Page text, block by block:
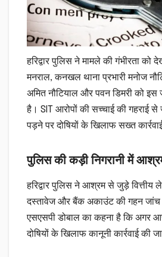
हरिद्वार पुलिस ने मामले की गंभीरता को
मनराल, कनखल थाना प्रभारी मनोज
अमित नौटियाल और पवन डिमरी को इस
है। SIT आरोपों की सच्चाई की गहराई
पड़ने पर दोषियों के खिलाफ सख्त
पुलिस की कड़ी निगरानी में
हरिद्वार पुलिस ने आश्रम से जुड़े वित्तीय
दस्तावेज और बैंक अकाउंट की गहन जांच
एसएसपी डोबाल का कहना है कि अगर
दोषियों के खिलाफ कानूनी कार्रवाई की